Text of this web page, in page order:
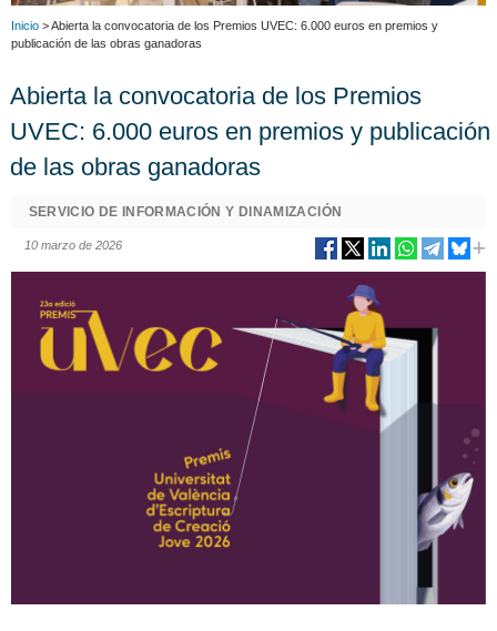
Inicio > Abierta la convocatoria de los Premios UVEC: 6.000 euros en premios y
publicación de las obras ganadoras
Abierta la convocatoria de los Premios
UVEC: 6.000 euros en premios y publicación
de las obras ganadoras
SERVICIO DE INFORMACIÓN Y DINAMIZACIÓN
10 marzo de 2026